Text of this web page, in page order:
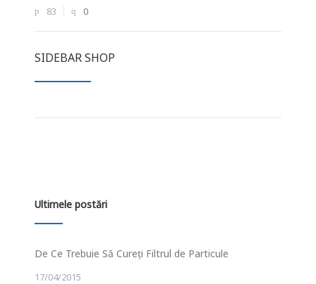
83
0
SIDEBAR SHOP
Ultimele postări
De Ce Trebuie Să Cureți Filtrul de Particule
17/04/2015